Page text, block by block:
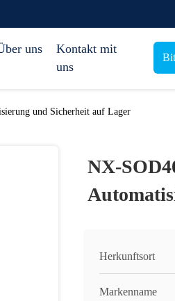
uns
Kontakt mit
uns
und Sicherheit auf Lager
NX-
Herkunftsort
Markenname